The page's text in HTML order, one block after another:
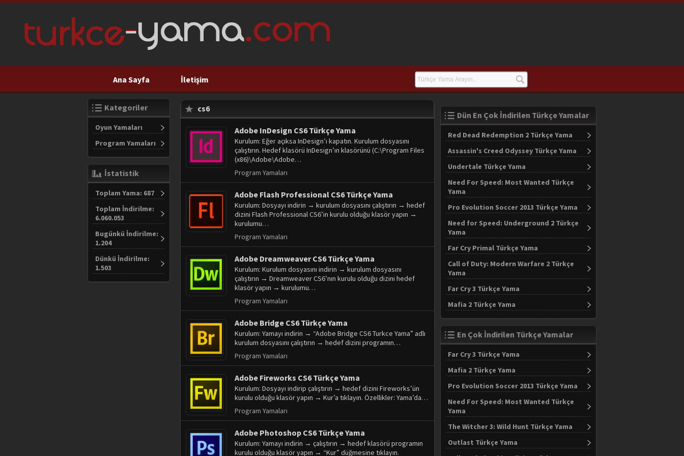
Ana Sayfa İletişim
Kategoriler
Oyun Yamaları
Program Yamaları
İstatistik
Toplam Yama: 687
Toplam İndirilme:
6.060.053
Bugünkü İndirilme:
1.204
Dünkü İndirilme:
1.503
cs6
Adobe InDesign CS6 Türkçe Yama
Kurulum: Eğer açıksa InDesign’ı kapatın. Kurulum dosyasını
çalıştırın. Hedef klasörü InDesign’ın klasörünü (C:\Program Files
(x86)\Adobe\Adobe…
Program Yamaları
Adobe Flash Professional CS6 Türkçe Yama
Kurulum: Dosyayı indirin → kurulum dosyasını çalıştırın → hedef
dizini Flash Professional CS6’in kurulu olduğu klasör yapın →
kurulumu…
Program Yamaları
Adobe Dreamweaver CS6 Türkçe Yama
Kurulum: Kurulum dosyasını indirin → kurulum dosyasını
çalıştırın → Dreamweaver CS6’nın kurulu olduğu dizini hedef
klasör yapın → kurulumu…
Program Yamaları
Adobe Bridge CS6 Türkçe Yama
Kurulum: Yamayı indirin → “Adobe Bridge CS6 Turkce Yama” adlı
kurulum dosyasını çalıştırın → hedef dizini programın…
Program Yamaları
Adobe Fireworks CS6 Türkçe Yama
Kurulum: Dosyayı indirip çalıştırın → hedef dizini Fireworks’ün
kurulu olduğu klasör yapın → Kur’a tıklayın. Özellikler: Yama’da…
Program Yamaları
Adobe Photoshop CS6 Türkçe Yama
Kurulum: Yamayı indirin → çalıştırın → hedef klasörü programın
kurulu olduğu klasör yapın → “Kur” düğmesine tıklayın.
Dün En Çok İndirilen Türkçe Yamalar
Red Dead Redemption 2 Türkçe Yama
Assassin's Creed Odyssey Türkçe Yama
Undertale Türkçe Yama
Need For Speed: Most Wanted Türkçe
Yama
Pro Evolution Soccer 2013 Türkçe Yama
Need for Speed: Underground 2 Türkçe
Yama
Far Cry Primal Türkçe Yama
Call of Duty: Modern Warfare 2 Türkçe
Yama
Far Cry 3 Türkçe Yama
Mafia 2 Türkçe Yama
En Çok İndirilen Türkçe Yamalar
Far Cry 3 Türkçe Yama
Mafia 2 Türkçe Yama
Pro Evolution Soccer 2013 Türkçe Yama
Need For Speed: Most Wanted Türkçe
Yama
The Witcher 3: Wild Hunt Türkçe Yama
Outlast Türkçe Yama